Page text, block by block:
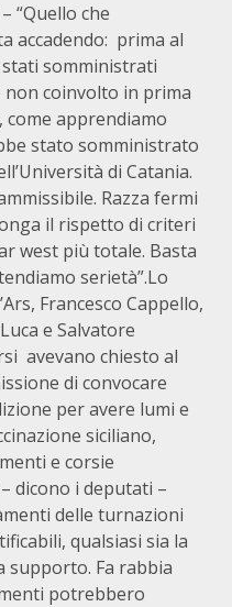
– “Quello che
accadendo: prima al
somministrati
coinvolto in prima
come apprendiamo
stato somministrato
di Catania.
Razza fermi
il rispetto di criteri
west più totale. Basta
serietà”.Lo
Francesco Cappello,
e Salvatore
avevano chiesto al
di convocare
per avere lumi e
siciliano,
e corsie
dicono i deputati –
delle turnazioni
qualsiasi sia la
supporto. Fa rabbia
potrebbero